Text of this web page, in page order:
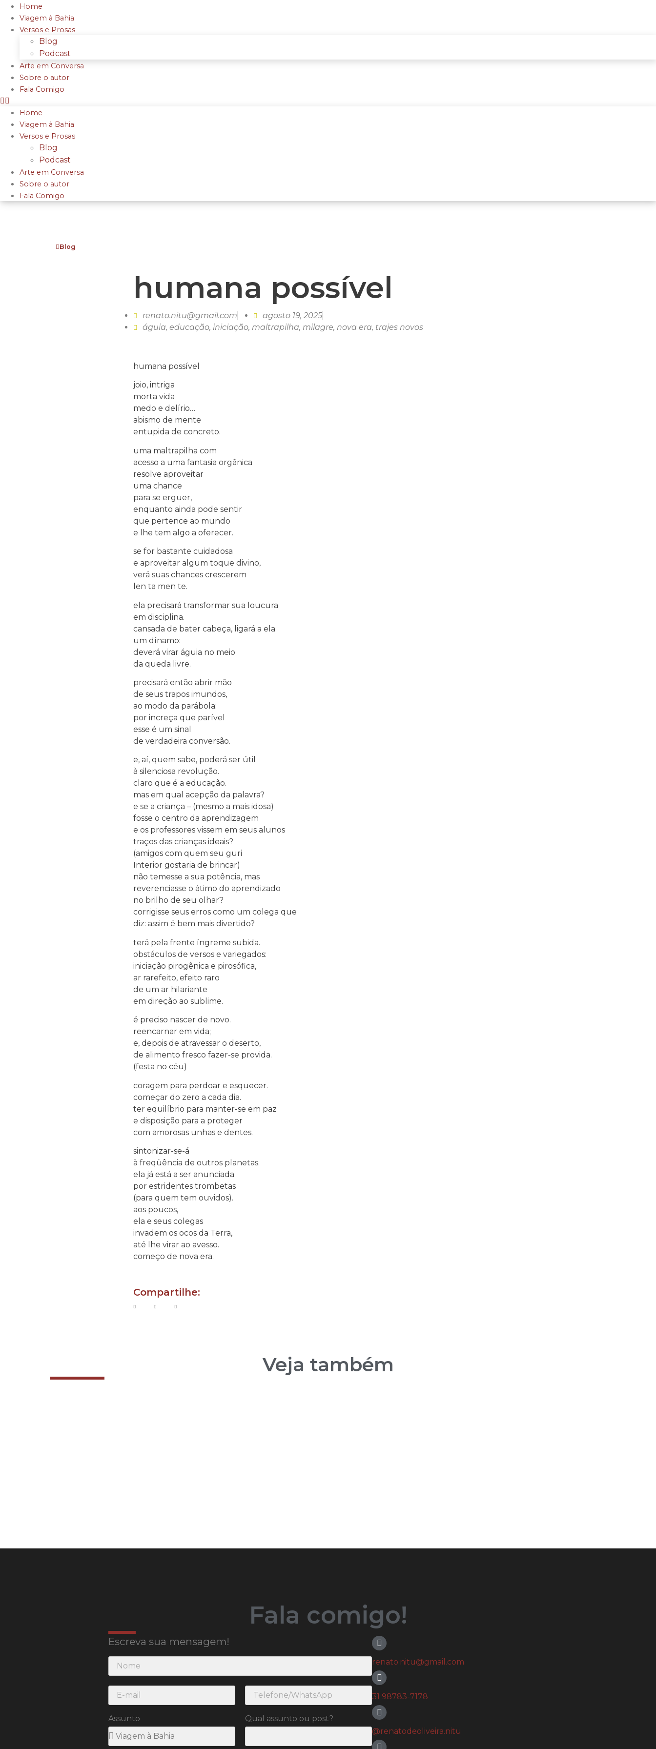
Home
Viagem à Bahia
Versos e Prosas
Blog
Podcast
Arte em Conversa
Sobre o autor
Fala Comigo
Home
Viagem à Bahia
Versos e Prosas
Blog
Podcast
Arte em Conversa
Sobre o autor
Fala Comigo
Blog
humana possível
renato.nitu@gmail.com
agosto 19, 2025
águia, educação, iniciação, maltrapilha, milagre, nova era, trajes novos
humana possível
joio, intriga
morta vida
medo e delírio…
abismo de mente
entupida de concreto.
uma maltrapilha com
acesso a uma fantasia orgânica
resolve aproveitar
uma chance
para se erguer,
enquanto ainda pode sentir
que pertence ao mundo
e lhe tem algo a oferecer.
se for bastante cuidadosa
e aproveitar algum toque divino,
verá suas chances crescerem
len ta men te.
ela precisará transformar sua loucura
em disciplina.
cansada de bater cabeça, ligará a ela
um dínamo:
deverá virar águia no meio
da queda livre.
precisará então abrir mão
de seus trapos imundos,
ao modo da parábola:
por increça que parível
esse é um sinal
de verdadeira conversão.
e, aí, quem sabe, poderá ser útil
à silenciosa revolução.
claro que é a educação.
mas em qual acepção da palavra?
e se a criança – (mesmo a mais idosa)
fosse o centro da aprendizagem
e os professores vissem em seus alunos
traços das crianças ideais?
(amigos com quem seu guri
Interior gostaria de brincar)
não temesse a sua potência, mas
reverenciasse o átimo do aprendizado
no brilho de seu olhar?
corrigisse seus erros como um colega que
diz: assim é bem mais divertido?
terá pela frente íngreme subida.
obstáculos de versos e variegados:
iniciação pirogênica e pirosófica,
ar rarefeito, efeito raro
de um ar hilariante
em direção ao sublime.
é preciso nascer de novo.
reencarnar em vida;
e, depois de atravessar o deserto,
de alimento fresco fazer-se provida.
(festa no céu)
coragem para perdoar e esquecer.
começar do zero a cada dia.
ter equilíbrio para manter-se em paz
e disposição para a proteger
com amorosas unhas e dentes.
sintonizar-se-á
à freqüência de outros planetas.
ela já está a ser anunciada
por estridentes trombetas
(para quem tem ouvidos).
aos poucos,
ela e seus colegas
invadem os ocos da Terra,
até lhe virar ao avesso.
começo de nova era.
Compartilhe:
Veja também
Fala comigo!
Escreva sua mensagem!
Assunto Qual assunto ou post?
renato.nitu@gmail.com
31 98783-7178
@renatodeoliveira.nitu